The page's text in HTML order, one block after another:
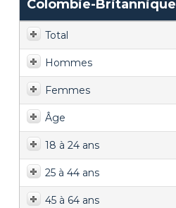
Colombie-Britannique
Total
Hommes
Femmes
Âge
18 à 24 ans
25 à 44 ans
45 à 64 ans